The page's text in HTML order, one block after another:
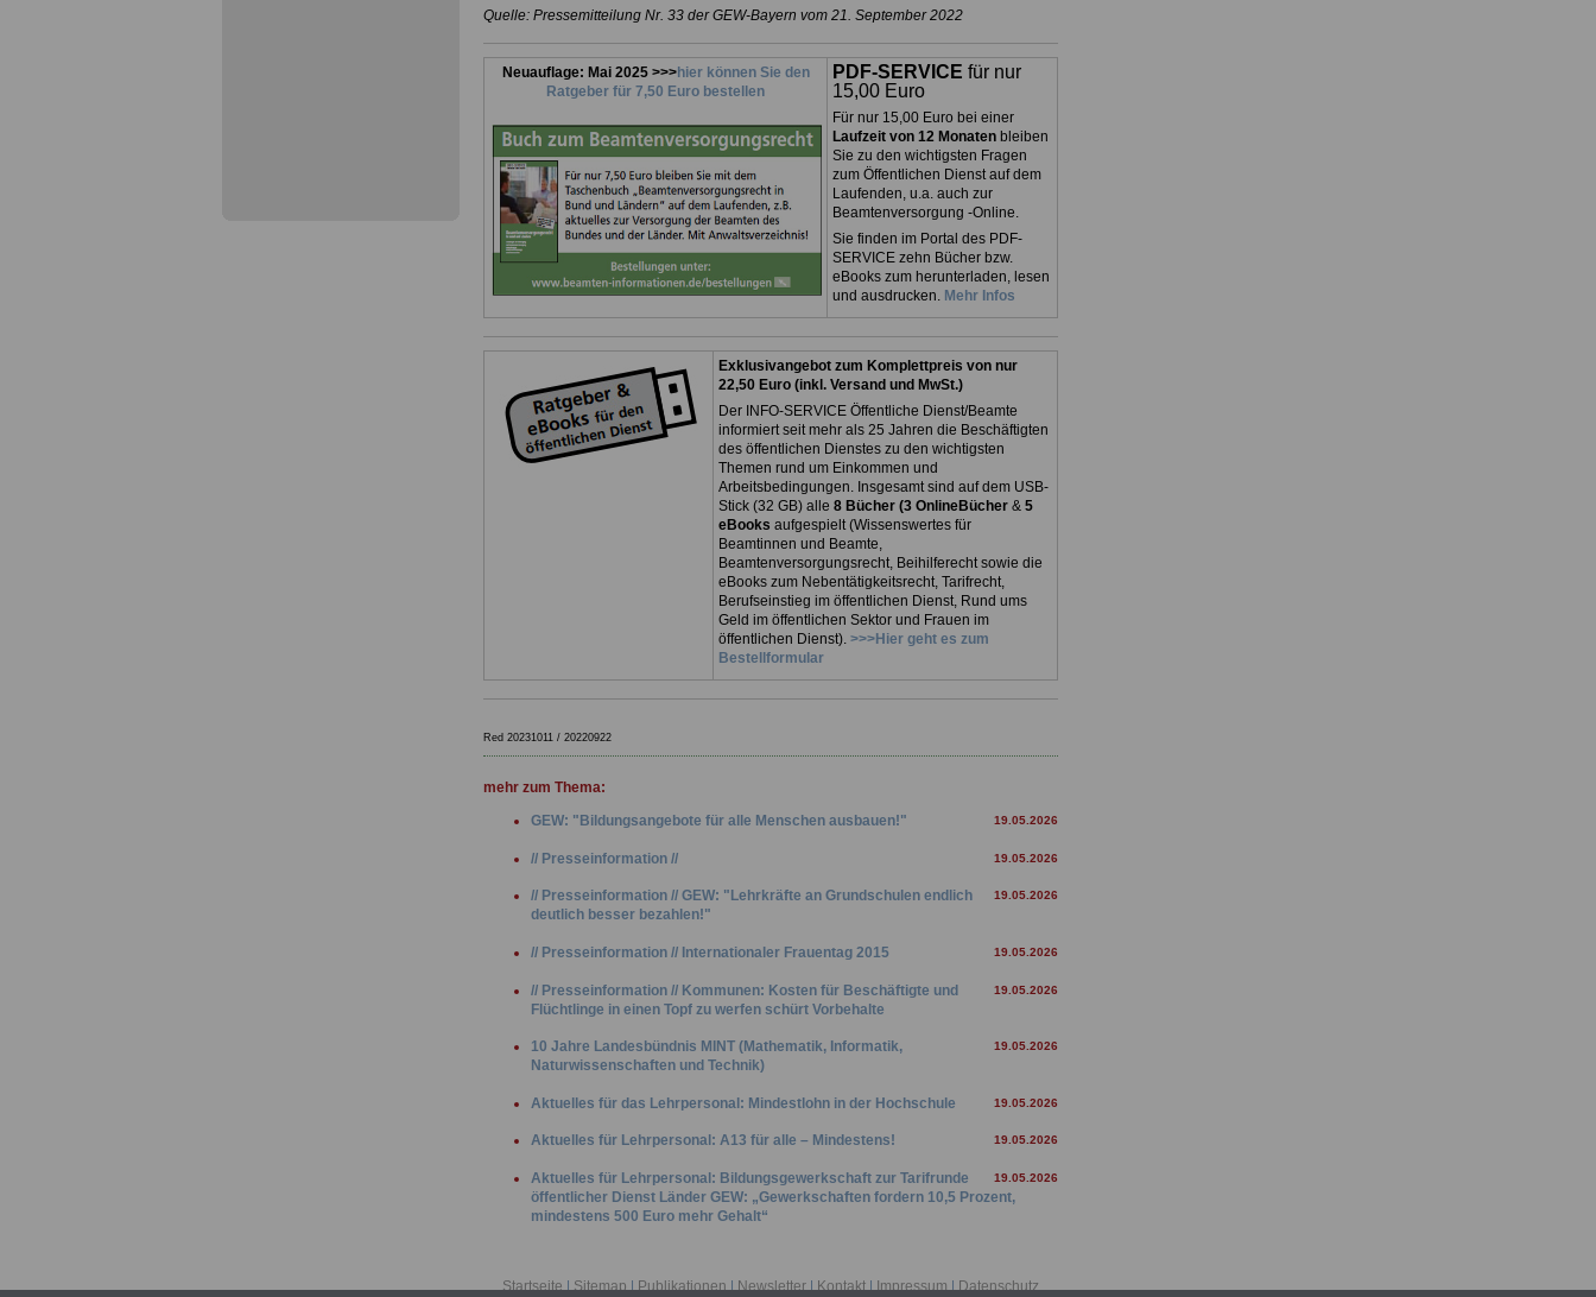
Quelle: Pressemitteilung Nr. 33 der GEW-Bayern vom 21. September 2022
Neuauflage: Mai 2025 >>>hier können Sie den
Ratgeber für 7,50 Euro bestellen
PDF-SERVICE für nur
15,00 Euro
Für nur 15,00 Euro bei einer
Laufzeit von 12 Monaten bleiben
Sie zu den wichtigsten Fragen
zum Öffentlichen Dienst auf dem
Laufenden, u.a. auch zur
Beamtenversorgung -Online.
Sie finden im Portal des PDF-
SERVICE zehn Bücher bzw.
eBooks zum herunterladen, lesen
und ausdrucken. Mehr Infos
Exklusivangebot zum Komplettpreis von nur
22,50 Euro (inkl. Versand und MwSt.)
Der INFO-SERVICE Öffentliche Dienst/Beamte
informiert seit mehr als 25 Jahren die Beschäftigten
des öffentlichen Dienstes zu den wichtigsten
Themen rund um Einkommen und
Arbeitsbedingungen. Insgesamt sind auf dem USB-
Stick (32 GB) alle 8 Bücher (3 OnlineBücher & 5
eBooks aufgespielt (Wissenswertes für
Beamtinnen und Beamte,
Beamtenversorgungsrecht, Beihilferecht sowie die
eBooks zum Nebentätigkeitsrecht, Tarifrecht,
Berufseinstieg im öffentlichen Dienst, Rund ums
Geld im öffentlichen Sektor und Frauen im
öffentlichen Dienst). >>>Hier geht es zum
Bestellformular
Red 20231011 / 20220922
mehr zum Thema:
19.05.2026
GEW: "Bildungsangebote für alle Menschen ausbauen!"
19.05.2026
// Presseinformation //
19.05.2026
// Presseinformation // GEW: "Lehrkräfte an Grundschulen endlich
deutlich besser bezahlen!"
19.05.2026
// Presseinformation // Internationaler Frauentag 2015
19.05.2026
// Presseinformation // Kommunen: Kosten für Beschäftigte und
Flüchtlinge in einen Topf zu werfen schürt Vorbehalte
19.05.2026
10 Jahre Landesbündnis MINT (Mathematik, Informatik,
Naturwissenschaften und Technik)
19.05.2026
Aktuelles für das Lehrpersonal: Mindestlohn in der Hochschule
19.05.2026
Aktuelles für Lehrpersonal: A13 für alle – Mindestens!
19.05.2026
Aktuelles für Lehrpersonal: Bildungsgewerkschaft zur Tarifrunde
öffentlicher Dienst Länder GEW: „Gewerkschaften fordern 10,5 Prozent,
mindestens 500 Euro mehr Gehalt“
Startseite | Sitemap | Publikationen | Newsletter | Kontakt | Impressum | Datenschutz